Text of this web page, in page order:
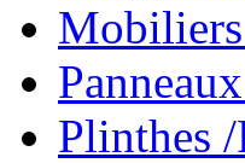
Plinthes